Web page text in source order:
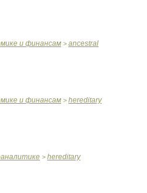
и финансам > ancestral
и финансам > hereditary
> hereditary